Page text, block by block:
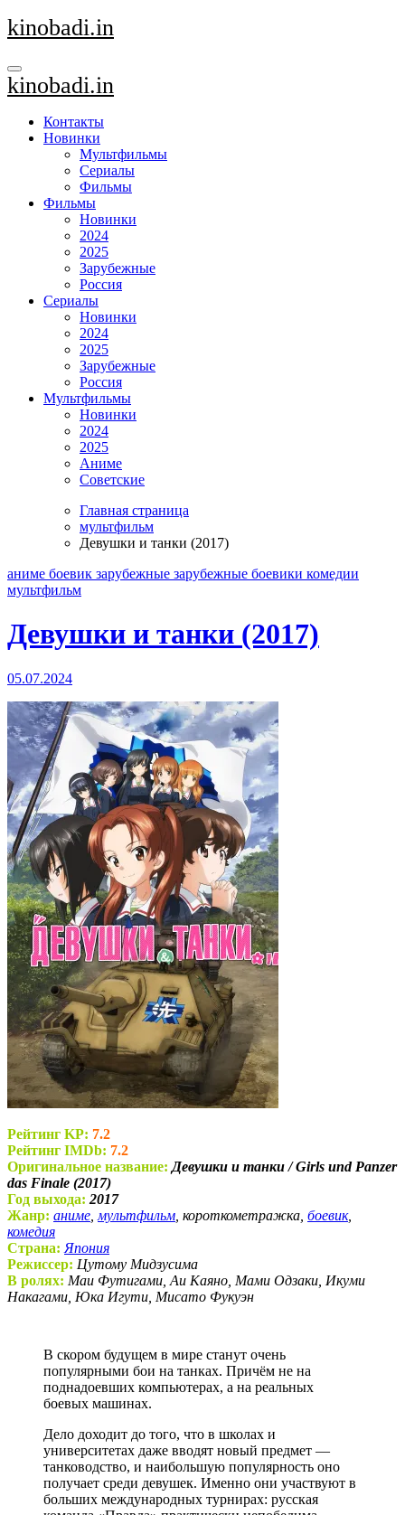
Перейти
к
kinobadi.in
kinobadi.in
Контакты
Новинки
Мультфильмы
Сериалы
Фильмы
Фильмы
Новинки
2024
2025
Зарубежные
Россия
Сериалы
Новинки
2024
2025
Зарубежные
Россия
Мультфильмы
Новинки
2024
2025
Аниме
Советские
Главная страница
мультфильм
Девушки и танки (2017)
аниме боевик зарубежные зарубежные боевики комедии
мультфильм
Девушки и танки (2017)
05.07.2024
Рейтинг KP: 7.2
Рейтинг IMDb: 7.2
Оригинальное название: Девушки и танки / Girls und Panzer
das Finale (2017)
Год выхода: 2017
Жанр: аниме мультфильм , короткометражка, боевик,
комедия
Страна: Япония
Режиссер: Цутому Мидзусима
В ролях: Маи Футигами, Аи Каяно, Мами Одзаки, Икуми
Накагами, Юка Игути, Мисато Фукуэн
В скором будущем в мире станут очень
популярными бои на танках. Причём не на
поднадоевших компьютерах, а на реальных
боевых машинах.
Дело доходит до того, что в школах и
университетах даже вводят новый предмет —
танководство, и наибольшую популярность оно
получает среди девушек. Именно они участвуют в
больших международных турнирах: русская